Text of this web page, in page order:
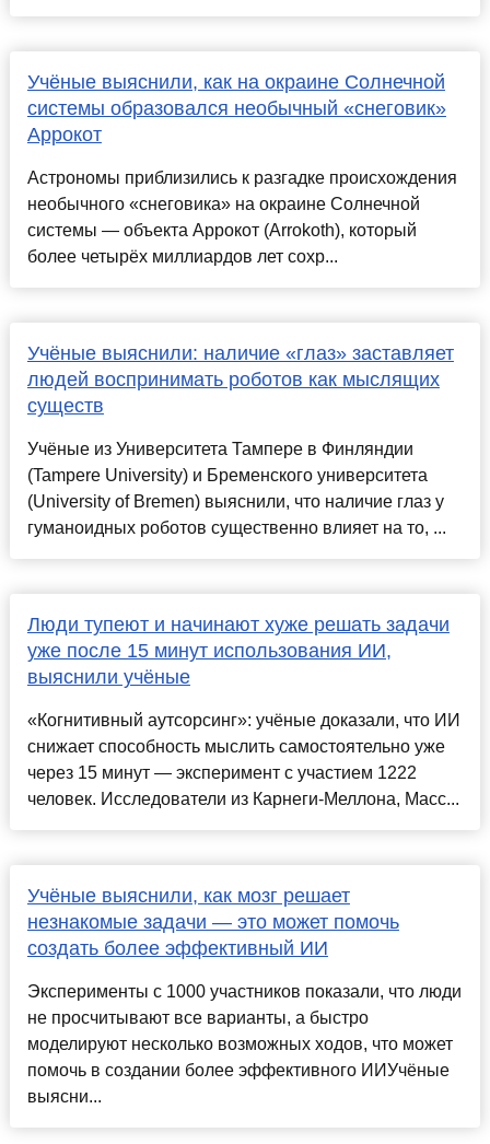
Учёные выяснили, как на окраине Солнечной
системы образовался необычный «снеговик»
Аррокот
Астрономы приблизились к разгадке происхождения
необычного «снеговика» на окраине Солнечной
системы — объекта Аррокот (Arrokoth), который
более четырёх миллиардов лет сохр...
Учёные выяснили: наличие «глаз» заставляет
людей воспринимать роботов как мыслящих
существ
Учёные из Университета Тампере в Финляндии
(Tampere University) и Бременского университета
(University of Bremen) выяснили, что наличие глаз у
гуманоидных роботов существенно влияет на то, ...
Люди тупеют и начинают хуже решать задачи
уже после 15 минут использования ИИ,
выяснили учёные
«Когнитивный аутсорсинг»: учёные доказали, что ИИ
снижает способность мыслить самостоятельно уже
через 15 минут — эксперимент с участием 1222
человек. Исследователи из Карнеги-Меллона, Масс...
Учёные выяснили, как мозг решает
незнакомые задачи — это может помочь
создать более эффективный ИИ
Эксперименты с 1000 участников показали, что люди
не просчитывают все варианты, а быстро
моделируют несколько возможных ходов, что может
помочь в создании более эффективного ИИУчёные
выясни...